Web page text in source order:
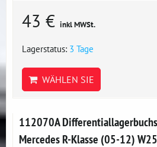
43 € inkl MWSt.
Lagerstatus: 3 Tage
WÄHLEN SIE
112070A
Mercedes R-Klasse (05-12)